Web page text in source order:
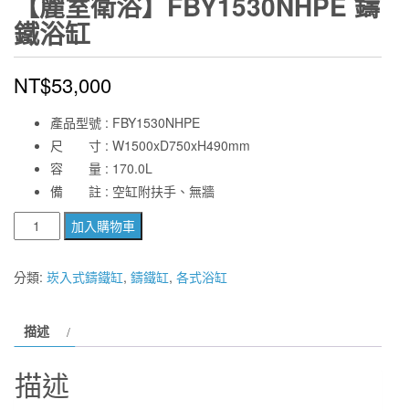
鐵浴缸
NT$53,000
產品型號 : FBY1530NHPE
尺 寸 : W1500xD750xH490mm
容 量 : 170.0L
備 註 : 空缸附扶手、無牆
【麗
室
衛
鑄
浴
加入購物車
分類: 崁入式鑄鐵缸, 鑄鐵缸, 各式浴缸
描述
描述